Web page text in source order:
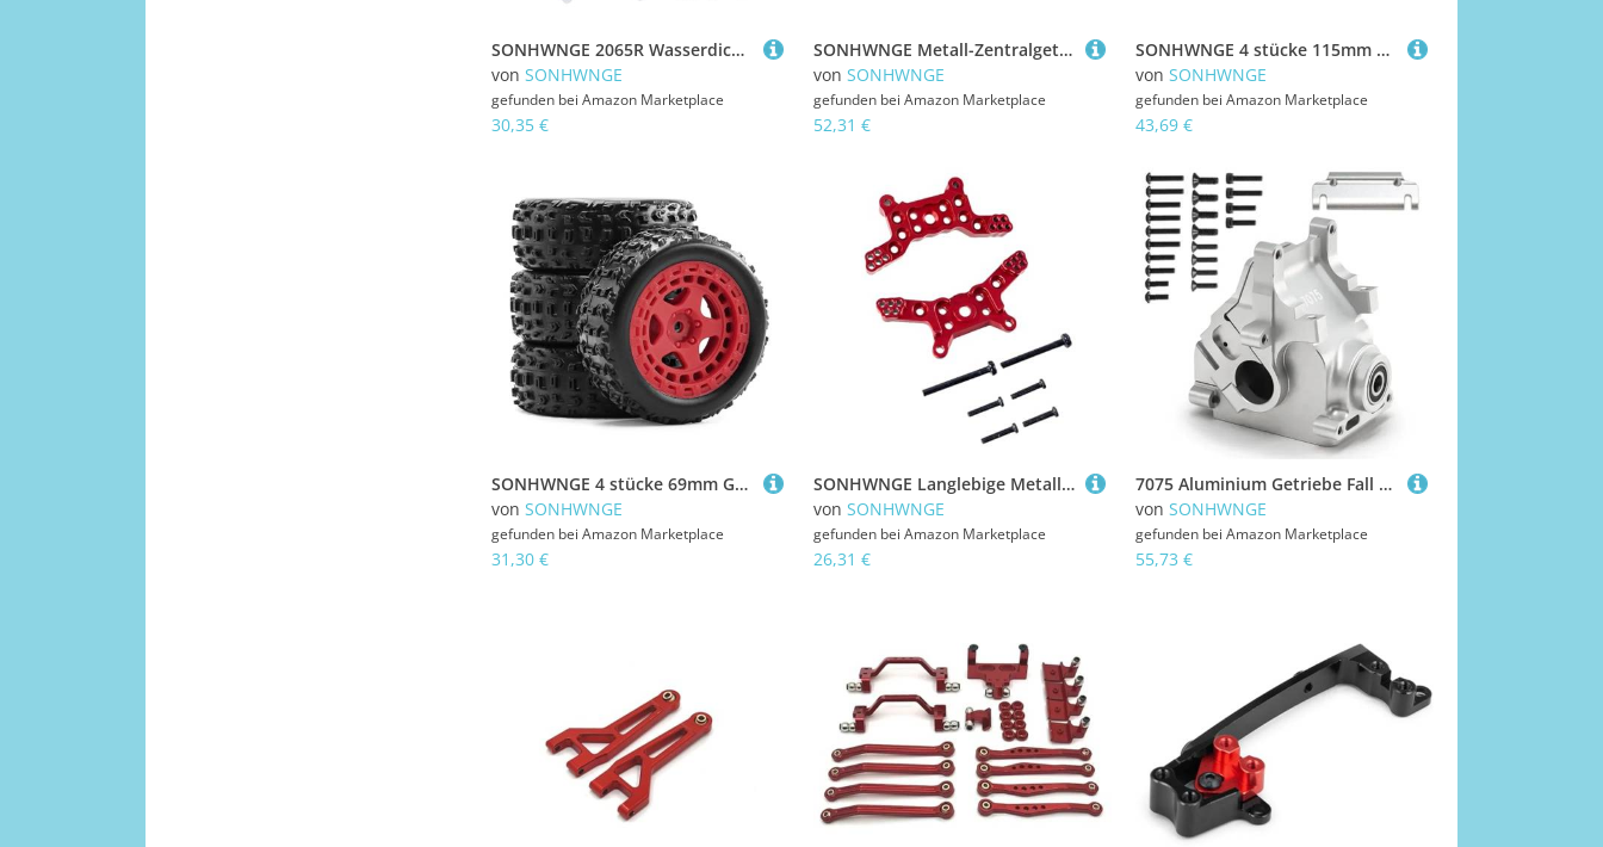
SONHWNGE 2065R Wasserdichtes Metallgetriebe-Servo 2065 2065T 2065A for TRAX-XAS TRX4 TRX6 for Summit 1/10 RC-Auto-Upgrade-Teile-Zubehör
von SONHWNGE
gefunden bei Amazon Marketplace
30,35 €
SONHWNGE Metall-Zentralgetriebewellen-Differentialsatz, Upgrade-Zubehörsatz for Wltoys 1/12 RC-Auto 124016 124019 124007 124008(Sky Blue)
von SONHWNGE
gefunden bei Amazon Marketplace
52,31 €
SONHWNGE 4 stücke 115mm 1/8 RC Off-Road Buggy Auto Rad Reifen Reifen 17mm Hex for ARR-MA for Typhon for Redcat for Losi RC Auto(Rood)
von SONHWNGE
gefunden bei Amazon Marketplace
43,69 €
SONHWNGE 4 stücke 69mm Gummi Reifen Reifen 12mm Hex for ARR-ma 1/18 2S for Typhon Grom RC Auto Upgrade Teile Zubehör(Rood)
von SONHWNGE
gefunden bei Amazon Marketplace
31,30 €
SONHWNGE Langlebige Metall-Upgrade-Teile for MJX 1/14 RC-Auto H14BM 14209 14210 - Stoßdämpfer vorne und hinten(Rood)
von SONHWNGE
gefunden bei Amazon Marketplace
26,31 €
7075 Aluminium Getriebe Fall Gehäuse for ARR-MA 1/8 6S for KRATON for Typhon for SENTON for Talion 1/7 for Mojave Upgrade Teile(Silver)
von SONHWNGE
gefunden bei Amazon Marketplace
55,73 €